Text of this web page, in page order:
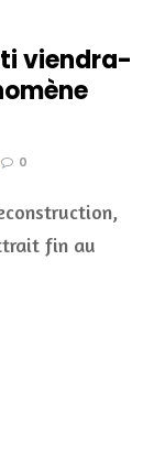
viendra-
0
fin au